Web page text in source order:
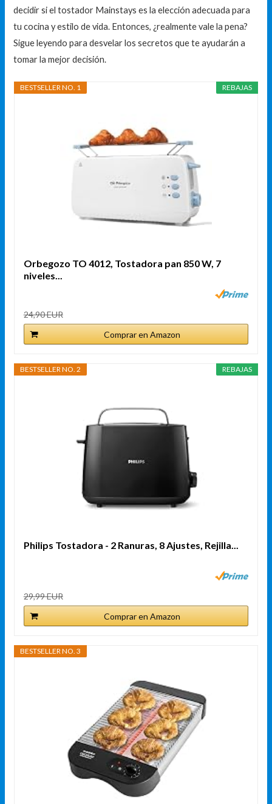
decidir si el tostador Mainstays es la elección adecuada para
tu cocina y estilo de vida. Entonces, ¿realmente vale la pena?
Sigue leyendo para desvelar los secretos que te ayudarán a
tomar la mejor decisión.
REBAJAS
BESTSELLER NO. 1
Orbegozo TO 4012, Tostadora pan 850 W, 7
niveles...
24,90 EUR
Comprar en Amazon
REBAJAS
BESTSELLER NO. 2
Philips Tostadora - 2 Ranuras, 8 Ajustes, Rejilla...
29,99 EUR
Comprar en Amazon
BESTSELLER NO. 3